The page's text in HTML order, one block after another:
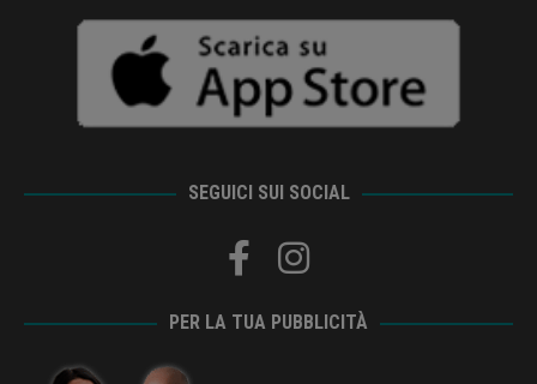
SEGUICI SUI SOCIAL
PER LA TUA PUBBLICITÀ